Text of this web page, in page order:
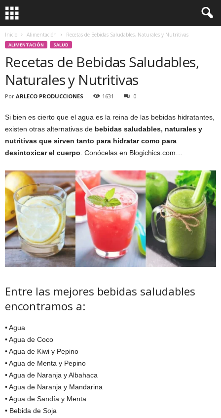
Inicio Alimentación Recetas de Bebidas Saludables, Naturales y Nutritivas
ALIMENTACIÓN SALUD
Recetas de Bebidas Saludables,
Naturales y Nutritivas
Por ARLECO PRODUCCIONES 1631 0
Si bien es cierto que el agua es la reina de las bebidas hidratantes,
existen otras alternativas de bebidas saludables, naturales y
nutritivas que sirven tanto para hidratar como para
desintoxicar el cuerpo . Conócelas en Blogichics.com…
Entre las mejores bebidas saludables
encontramos a:
• Agua
• Agua de Coco
• Agua de Kiwi y Pepino
• Agua de Menta y Pepino
• Agua de Naranja y Albahaca
• Agua de Naranja y Mandarina
• Agua de Sandía y Menta
• Bebida de Soja